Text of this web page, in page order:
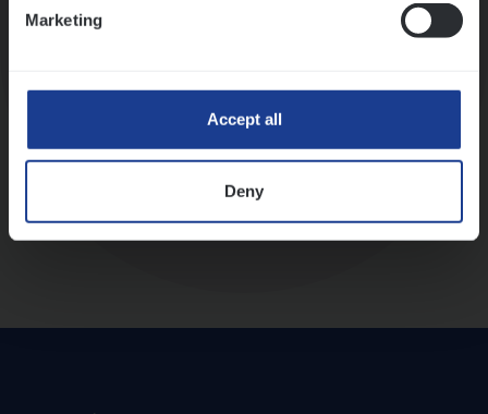
Marketing
Accept all
Deny